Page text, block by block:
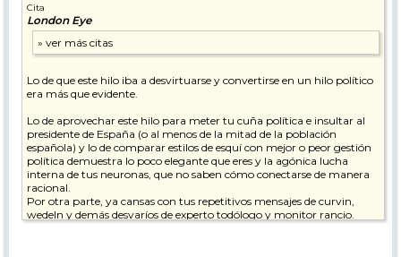
Cita
London Eye
Lo de que este hilo iba a desvirtuarse y convertirse en un hilo político
era más que evidente.
Lo de aprovechar este hilo para meter tu cuña política e insultar al
presidente de España (o al menos de la mitad de la población
española) y lo de comparar estilos de esquí con mejor o peor gestión
política demuestra lo poco elegante que eres y la agónica lucha
interna de tus neuronas, que no saben cómo conectarse de manera
racional.
Por otra parte, ya cansas con tus repetitivos mensajes de curvin,
wedeln y demás desvaríos de experto todólogo y monitor rancio.